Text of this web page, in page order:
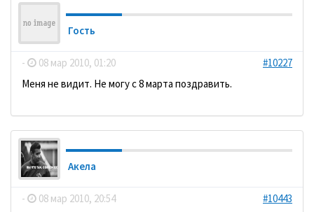
Гость
- 08 мар 2010, 01:20
#10227
Меня не видит. Не могу с 8 марта поздравить.
Акела
- 08 мар 2010, 20:54
#10443